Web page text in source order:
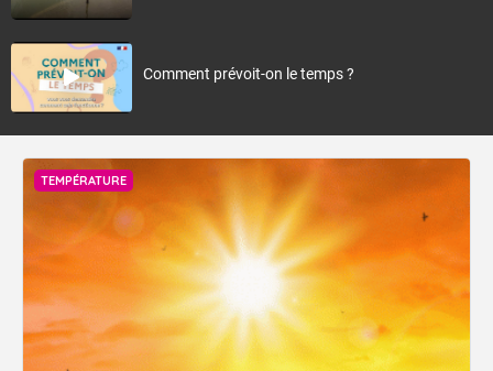
Comment prévoit-on le temps ?
TEMPÉRATURE